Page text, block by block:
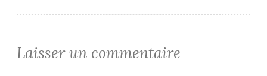
Laisser un commentaire